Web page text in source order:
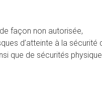
façon non autorisée,
d’atteinte à la sécurité
que de sécurités